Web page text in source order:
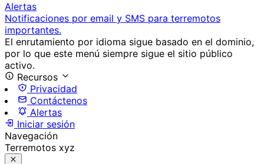
Alertas
Notificaciones por email y SMS para terremotos
importantes.
El enrutamiento por idioma sigue basado en el dominio,
por lo que este menú siempre sigue el sitio público
activo.
Recursos
Privacidad
Contáctenos
Alertas
Iniciar sesión
Navegación
Terremotos xyz